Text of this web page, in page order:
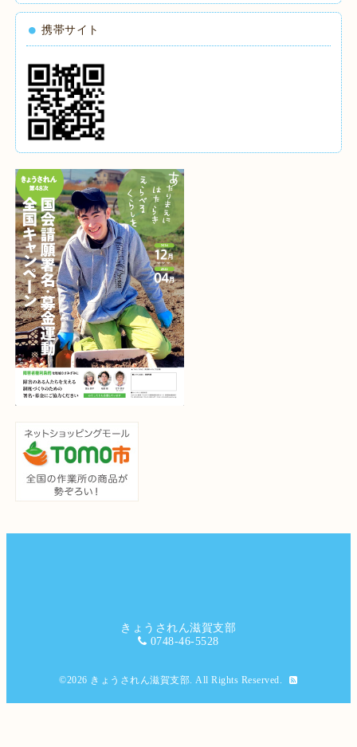
携帯サイト
きょうされん滋賀支部
0748-46-5528
©2026 きょうされん滋賀支部. All Rights Reserved.